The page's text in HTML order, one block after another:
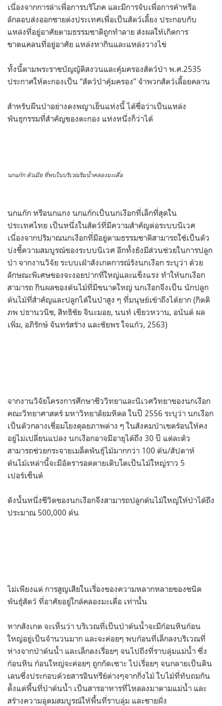
เนื่องจากการล่าเพื่อการบริโภค และมีการจับเพื่อการค้าหรือ
ลักลอบส่งออกชายต่งประเทศเพื่อเป็นสัตว์เลี้ยง ประกอบกับ
แหล่งที่อยู่อาศัยตามธรรมชาติถูกทำลาย ส่งผลให้เกิดการ
ขาดแคลนที่อยู่อาศัย แหล่งหากินและแหล่งวางไข่
ทั้งนี้ตามพระราชบัญญัติสงวนและคุ้มครองสัตว์ป่า พ.ศ.2535
ประกาศให้ตะกองเป็น “สัตว์ป่าคุ้มครอง” จำพวกสัตว์เลื้อยคลาน
สำหรับผืนป่าอย่างดงพญาเย็นแห่งนี้ ได้ชื่อว่าเป็นแหล่ง
พันธุกรรมที่สำคัญของตะกอง แห่งหนึ่งก็ว่าได้
นกแก๊ก ตัวเมีย ที่พบในบริเวณริมน้ำคลองมะเดื่อ
นกแก๊ก หรือนกแกง นกแก๊กเป็นนกเงือกที่เล็กที่สุดใน
ประเทศไทย เป็นหนึ่งในสัตว์ที่มีความสำคัญต่อระบบนิเวศ
เนื่องจากปริมาณนกเงือกที่มีอยู่ตามธรรมชาติสามารถใช้เป็นตัว
บ่งชี้ความสมบูรณ์ของระบบนิเวศ อีกทั้งยังมีส่วนช่วยในการปลูก
ป่า จากงานวิจัย ระบบเฝ้าสังเกตการณ์รังนกเงือก ระบุว่า ด้วย
ลักษณะพิเศษของจะงอยปากที่ใหญ่และแข็งแรง ทำให้นกเงือก
สามารถ กินผลของต้นไม้ที่มีขนาดใหญ่ นกเงือกจึงเป็น นักปลูก
ต้นไม้ที่สำคัญและปลูกได้ในป่าสูง ๆ ที่มนุษย์เข้าถึงได้ยาก (กิตติ
ภพ ปธานวนิช, สิทธิชัย จินะมอย, นนท์ เขียวหวาน, อนันต์ ผล
เพิ่ม, อภิรักษ์ จันทร์สร้าง และชัยพร ใจแก้ว, 2563)
จากงานวิจัยโครงการศึกษาชีววิทยาและนิเวศวิทยาของนกเงือก
คณะวิทยาศาสตร์ มหาวิทยาลัยมหิดล ในปี 2556 ระบุว่า นกเงือก
เป็นตัวกลางเชื่อมโยงดุลยภาพต่าง ๆ ในสังคมป่าเขตร้อนให้คง
อยู่ไม่เปลี่ยนแปลง นกเงือกอาจมีอายุได้ถึง 30 ปี แต่ละตัว
สามารถช่วยกระจายเมล็ดพันธุ์ไม้มากกว่า 100 ต้น/สัปดาห์
ต้นไม้เหล่านี้จะมีอัตรารอดตายเติบโตเป็นไม้ใหญ่ราว 5
เปอร์เซ็นต์
ดังนั้นหนึ่งชีวิตของนกเงือกจึงสามารถปลูกต้นไม้ใหญ่ให้ป่าได้ถึง
ประมาณ 500,000 ต้น
ไม่เพียงแต่ การสูญเสียในเรื่องของความหลากหลายของชนิด
พันธุ์สัตว์ ที่อาศัยอยู่ใกล้คลองมะเดื่อ เท่านั้น
หากสังเกต จะเห็นว่า บริเวณที่เป็นป่าต้นน้ำจะมีก้อนหินก้อน
ใหญ่อยู่เป็นจำนวนมาก และจะค่อยๆ พบก้อนที่เล็กลงบริเวณที่
ห่างจากป่าต้นน้ำ และเล็กลงเรื่อยๆ จนไปถึงที่ราบลุ่มแม่น้ำ ซึ่ง
ก้อนหิน ก้อนใหญ่จะค่อยๆ ถูกกัดเซาะ ไปเรื่อยๆ จนกลายเป็นดิน
เลนซึ่งประกอบด้วยสารอินทรีย์ต่างๆจากกิ่งไม้ ใบไม้ที่ทับถมกัน
ตั้งแต่พื้นที่ป่าต้นน้ำ เป็นสารอาหารที่ไหลลงมาตามแม่น้ำ และ
สร้างความอุดมสมบูรณ์ให้พื้นที่ราบลุ่ม และชายฝั่ง